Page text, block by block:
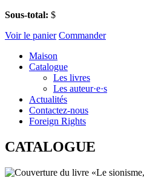
Sous-total: $
Voir le panier Commander
Maison
Catalogue
Les livres
Les auteur·e·s
Actualités
Contactez-nous
Foreign Rights
CATALOGUE